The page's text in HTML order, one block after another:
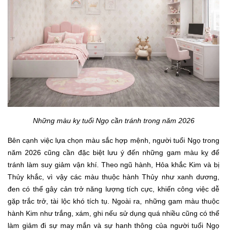
Những màu kỵ tuổi Ngọ cần tránh trong năm 2026
Bên cạnh việc lựa chọn màu sắc hợp mệnh, người tuổi Ngọ trong
năm 2026 cũng cần đặc biệt lưu ý đến những gam màu kỵ để
tránh làm suy giảm vận khí. Theo ngũ hành, Hỏa khắc Kim và bị
Thủy khắc, vì vậy các màu thuộc hành Thủy như xanh dương,
đen có thể gây cản trở năng lượng tích cực, khiến công việc dễ
gặp trắc trở, tài lộc khó tích tụ. Ngoài ra, những gam màu thuộc
hành Kim như trắng, xám, ghi nếu sử dụng quá nhiều cũng có thể
làm giảm đi sự may mắn và sự hanh thông của người tuổi Ngọ